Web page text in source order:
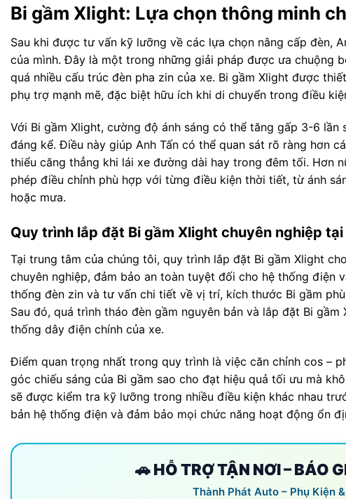
Bi gầm Xlight: Lựa chọn thông minh
Sau khi được tư vấn kỹ lưỡng về các lựa chọn nâng cấp đèn,
của mình. Đây là một trong những giải pháp được ưa chuộng
quá nhiều cấu trúc đèn pha zin của xe. Bi gầm Xlight được
phụ trợ mạnh mẽ, đặc biệt hữu ích khi di chuyển trong điều
Với Bi gầm Xlight, cường độ ánh sáng có thể tăng gấp 3-6
đáng kể. Điều này giúp Anh Tấn có thể quan sát rõ ràng hơn
thiểu căng thẳng khi lái xe đường dài hay trong đêm tối. Hơn
phép điều chỉnh phù hợp với từng điều kiện thời tiết, từ ánh
hoặc mưa.
Quy trình lắp đặt Bi gầm Xlight chuyên nghiệp
Tại trung tâm của chúng tôi, quy trình lắp đặt Bi gầm Xlight
chuyên nghiệp, đảm bảo an toàn tuyệt đối cho hệ thống
thống đèn zin và tư vấn chi tiết về vị trí, kích thước Bi gầm
Sau đó, quá trình tháo đèn gầm nguyên bản và lắp đặt Bi
thống dây điện chính của xe.
Điểm quan trọng nhất trong quy trình là việc căn chỉnh cos –
góc chiếu sáng của Bi gầm sao cho đạt hiệu quả tối ưu mà
sẽ được kiểm tra kỹ lưỡng trong nhiều điều kiện khác nhau
bản hệ thống điện và đảm bảo mọi chức năng hoạt động ổn
🚗 HỖ TRỢ TẬN NƠI – BÁO
Thành Phát Auto – Phụ Kiện